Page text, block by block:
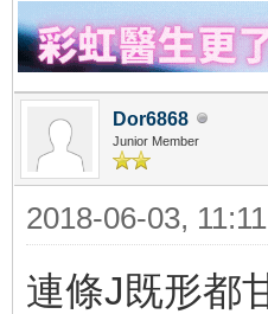
Dor6868
Junior Member
2018-06-03,
連條J既形都